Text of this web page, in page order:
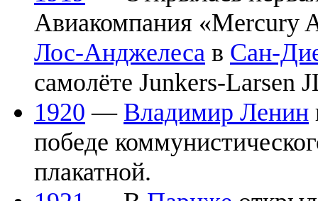
Авиакомпания «Mercury
Лос-Анджелеса в Сан-
самолёте Junkers-Larsen
1920 — Владимир Ленин
победе
плакатной.